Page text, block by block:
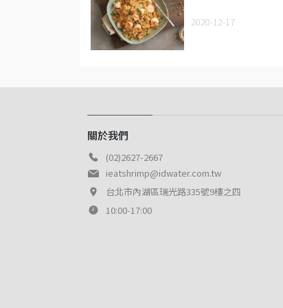
2020-12-17
關於我們
(02)2627-2667
ieatshrimp@idwater.com.tw
台北市內湖區瑞光路335號9樓之四
10:00-17:00